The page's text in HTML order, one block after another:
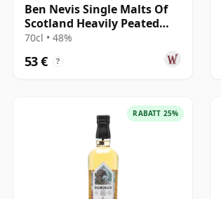
Ben Nevis Single Malts Of
Scotland Heavily Peated
Small Batc 2019 6 Jahre alt
70cl • 48%
53 € ?
RABATT 25%